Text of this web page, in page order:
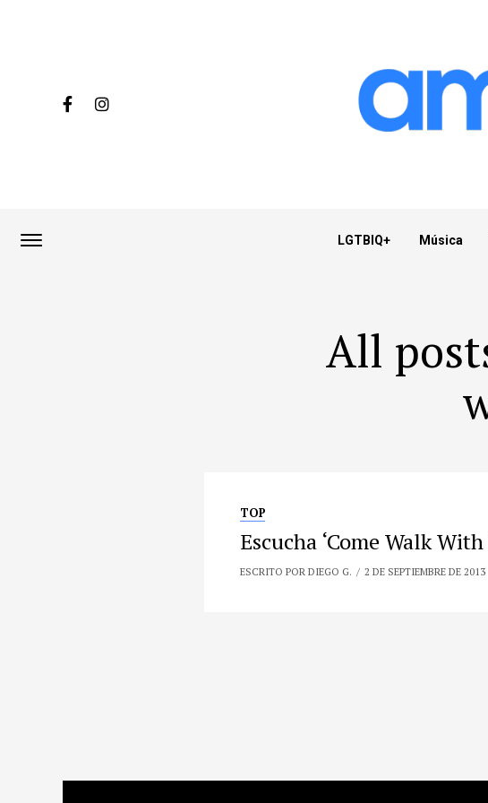
LGTBIQ+ Música
All
TOP
Escucha ‘Come Walk
ESCRITO POR DIEGO G. 2 DE SEPTIEMBRE DE 2013